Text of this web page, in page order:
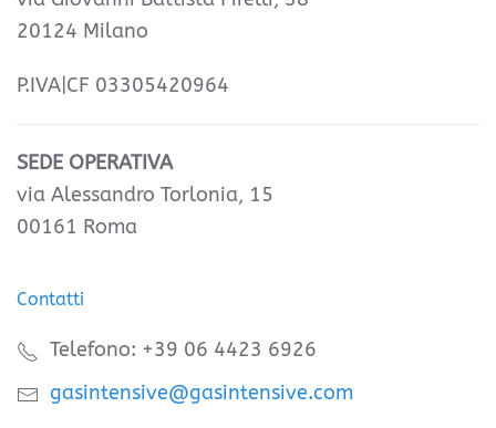
20124 Milano
P.IVA|CF 03305420964
SEDE OPERATIVA
via Alessandro Torlonia, 15
00161 Roma
Contatti
Telefono: +39 06 4423 6926
gasintensive@gasintensive.com